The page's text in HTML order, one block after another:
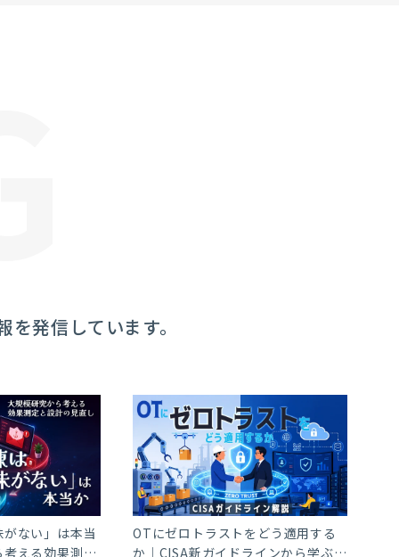
発信しています。
がない」は本当
える効果測定
OTにゼロトラストをどう適用する
か｜CISA新ガイドラインから学ぶ実